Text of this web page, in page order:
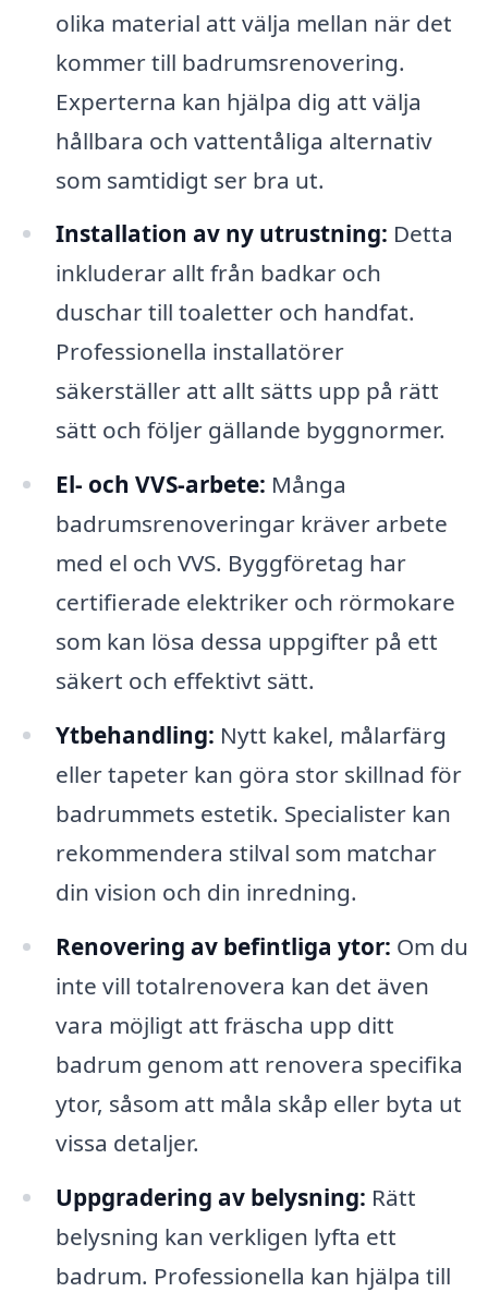
olika material att välja mellan när det
kommer till badrumsrenovering.
Experterna kan hjälpa dig att välja
hållbara och vattentåliga alternativ
som samtidigt ser bra ut.
Installation av ny utrustning: Detta
inkluderar allt från badkar och
duschar till toaletter och handfat.
Professionella installatörer
säkerställer att allt sätts upp på rätt
sätt och följer gällande byggnormer.
El- och VVS-arbete: Många
badrumsrenoveringar kräver arbete
med el och VVS. Byggföretag har
certifierade elektriker och rörmokare
som kan lösa dessa uppgifter på ett
säkert och effektivt sätt.
Ytbehandling: Nytt kakel, målarfärg
eller tapeter kan göra stor skillnad för
badrummets estetik. Specialister kan
rekommendera stilval som matchar
din vision och din inredning.
Renovering av befintliga ytor: Om du
inte vill totalrenovera kan det även
vara möjligt att fräscha upp ditt
badrum genom att renovera specifika
ytor, såsom att måla skåp eller byta ut
vissa detaljer.
Uppgradering av belysning: Rätt
belysning kan verkligen lyfta ett
badrum. Professionella kan hjälpa till